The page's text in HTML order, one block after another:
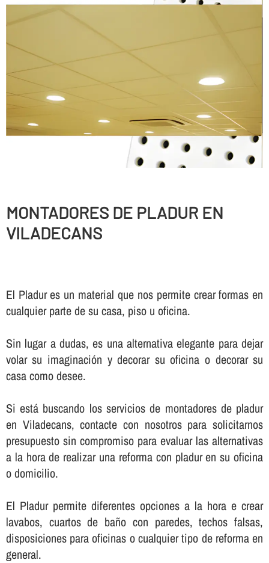
MONTADORES DE PLADUR EN
VILADECANS
El Pladur es un material que nos permite crear formas en
cualquier parte de su casa, piso u oficina.
Sin lugar a dudas, es una alternativa elegante para dejar
volar su imaginación y decorar su oficina o decorar su
casa como desee.
Si está buscando los servicios de montadores de pladur
en Viladecans, contacte con nosotros para solicitarnos
presupuesto sin compromiso para evaluar las alternativas
a la hora de realizar una reforma con pladur en su oficina
o domicilio.
El Pladur permite diferentes opciones a la hora e crear
lavabos, cuartos de baño con paredes, techos falsas,
disposiciones para oficinas o cualquier tipo de reforma en
general.